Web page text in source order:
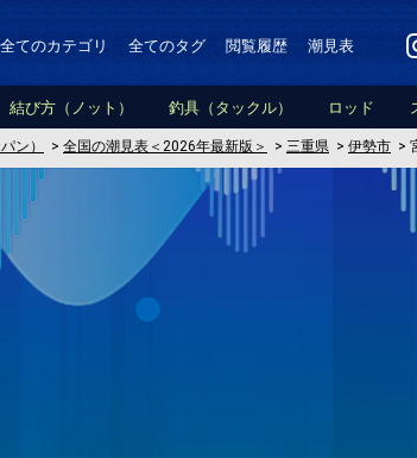
全てのカテゴリ 全てのタグ 閲覧履歴 潮見表
結び方（ノット） 釣具（タックル） ロッド
ン） > 全国の潮見表＜2026年最新版＞ > 三重県 > 伊勢市 >